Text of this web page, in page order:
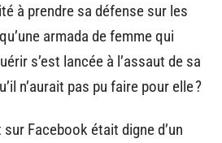
à prendre sa défense sur les
armada de femme qui
s’est lancée à l’assaut de sa
n’aurait pas pu faire pour elle ?
Facebook était digne d’un